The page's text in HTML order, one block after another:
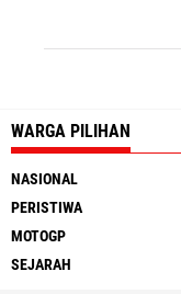
WARGA PILIHAN
NASIONAL
PERISTIWA
MOTOGP
SEJARAH